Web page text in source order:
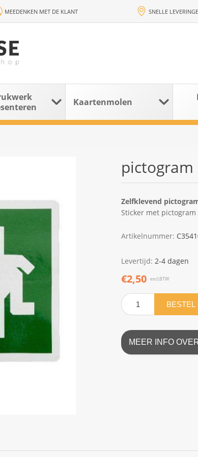
MEEDENKEN MET DE KLANT SNELLE
Kaartenmolen
Zelfklevend
Sticker met
Artikelnummer:
Levertijd: 2-4 dagen
€2,50 excl.BTW
BESTEL
MEER INFO